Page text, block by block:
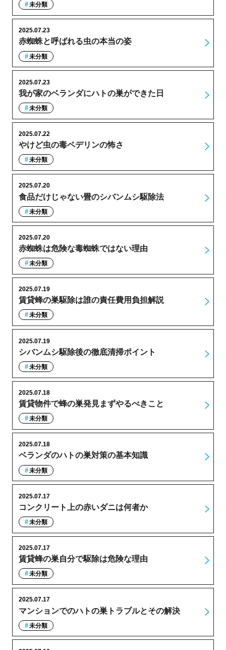
未分類
赤蜘蛛と呼ばれる虫の本当の姿
2025.07.23
未分類
我が家のベランダにハトの巣ができた日
2025.07.23
未分類
やけど虫の毒ペデリンの怖さ
2025.07.22
未分類
食品だけじゃない畳のシバンムシ駆除法
2025.07.20
未分類
赤蜘蛛は危険な毒蜘蛛ではない理由
2025.07.20
未分類
賃貸蜂の巣駆除は誰の責任費用負担解説
2025.07.19
未分類
シバンムシ駆除後の徹底清掃ポイント
2025.07.19
未分類
賃貸物件で蜂の巣発見まずやるべきこと
2025.07.18
未分類
ベランダのハトの巣対策の基本知識
2025.07.18
未分類
コンクリート上の赤いダニは何者か
2025.07.17
未分類
賃貸蜂の巣自分で駆除は危険な理由
2025.07.17
未分類
マンションでのハトの巣トラブルとその解決
2025.07.17
未分類